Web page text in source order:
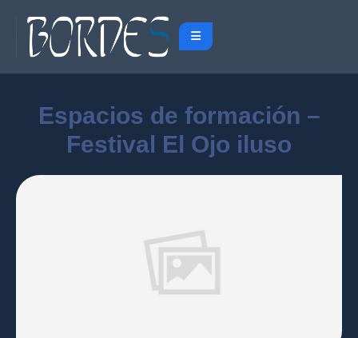
Espacios de formación –
Festival El Ojo iluso